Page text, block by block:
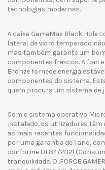
tecnologias modernas.
A caixa GameMax Black Hole
lateral de vidro temperado
mas também garante um
componentes frescos. A
Bronze fornece energia
componentes do sistema.
quem procura um sistema de
Com o sistema operativo
instalado, os utilizadores têm
as mais recentes
por uma garantia de 1 ano,
conforme DL84/2021
tranquilidade. O .FORCE